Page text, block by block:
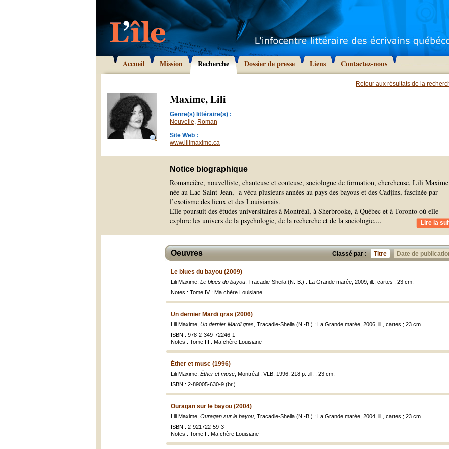
Accueil Mission Recherche Dossier de presse Liens Contactez-nous
Retour aux résultats de la
Maxime, Lili
Genre(s) littéraire(s) :
Nouvelle, Roman
Site Web :
www.lilimaxime.ca
Notice biographique
Romancière, nouvelliste, chanteuse et conteuse, sociologue de formation, chercheuse, Lili
née au Lac-Saint-Jean, a vécu plusieurs années au pays des bayous et des Cadjins, fascinée par
l’exotisme des lieux et des Louisianais.
Elle poursuit des études universitaires à Montréal, à Sherbrooke, à Québec et à Toronto où elle
explore les univers de la psychologie, de la recherche et de la sociologie.... Lire la
Classé par : Titre Date de
Oeuvres
Le blues du bayou (2009)
Lili Maxime, Le blues du bayou , Tracadie-Sheila (N.-B.) : La Grande marée, 2009, ill., cartes ; 23 cm.
Notes : Tome IV : Ma chère Louisiane
Un dernier Mardi gras (2006)
Lili Maxime, Un dernier Mardi gras , Tracadie-Sheila (N.-B.) : La Grande marée, 2006, ill., cartes ; 23 cm.
ISBN : 978-2-349-72246-1
Notes : Tome III : Ma chère Louisiane
Éther et musc (1996)
Lili Maxime, Éther et musc , Montréal : VLB, 1996, 218 p. :ill. ; 23 cm.
ISBN : 2-89005-630-9 (br.)
Ouragan sur le bayou (2004)
Lili Maxime, Ouragan sur le bayou , Tracadie-Sheila (N.-B.) : La Grande marée, 2004, ill., cartes ; 23 cm.
ISBN : 2-921722-59-3
Notes : Tome I : Ma chère Louisiane